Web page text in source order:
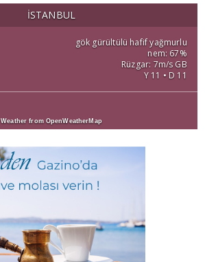
İSTANBUL
gök gürültülü hafif yağmurlu
nem: 67%
Rüzgar: 7m/s GB
Y 11 • D 11
Weather from OpenWeatherMap